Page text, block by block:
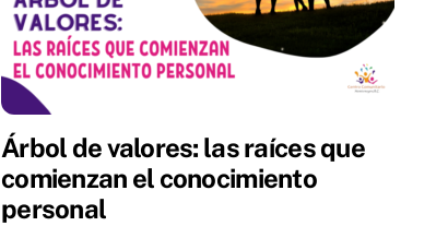
Árbol de valores: las raíces que
comienzan el conocimiento
personal